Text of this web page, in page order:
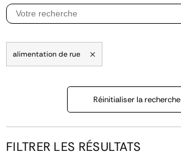
alimentation de rue
Réinitialiser la recherche
FILTRER LES RÉSULTATS